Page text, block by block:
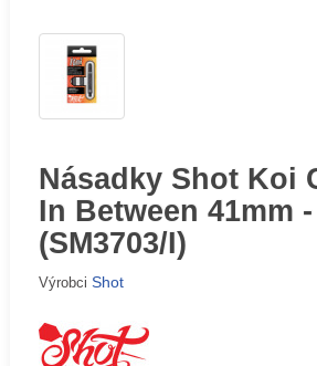
Násadky Shot Koi
In Between 41mm
(SM3703/I)
Výrobci Shot